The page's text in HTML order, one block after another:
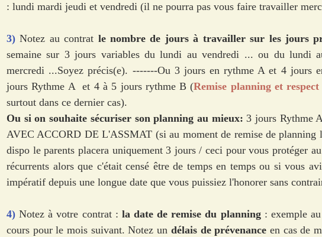
: lundi mardi jeudi et vendredi (il ne pourra pas vous faire travailler
3) Notez au contrat le nombre de jours à travailler sur les jours
semaine sur 3 jours variables du lundi au vendredi ... ou du lundi
mercredi ...Soyez précis(e). -------Ou 3 jours en rythme A et 4 jours
jours Rythme A  et 4 à 5 jours rythme B (Remise planning et
surtout dans ce dernier cas).
Ou si on souhaite sécuriser son planning au mieux: 3 jours Rythme
AVEC ACCORD DE L'ASSMAT (si au moment de remise de planning
dispo le parents placera uniquement 3 jours / ceci pour vous protéger
récurrents alors que c'était censé être de temps en temps ou si vous
impératif depuis une longue date que vous puissiez l'honorer sans
4) Notez à votre contrat : la date de remise du planning : exemple
cours pour le mois suivant. Notez un délais de prévenance en cas de